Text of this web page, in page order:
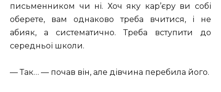
письменником чи ні. Хоч яку кар’єру ви собі
оберете, вам однаково треба вчитися, і не
абияк, а систематично. Треба вступити до
середньої школи.
— Так… — почав він, але дівчина перебила його.